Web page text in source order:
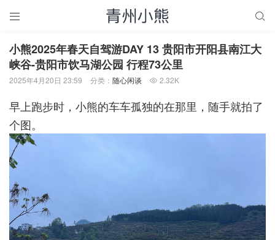
 
小熊2025年春天自驾游DAY 13 贵阳市开阳县南江大
峡谷-贵阳市饮马湖公园 行程73公里
2025年4月20日 23:59 分类： 随心闲谈  2.32K
早上跑步时，小熊的车车孤独的在那里，随手就拍了
个图。